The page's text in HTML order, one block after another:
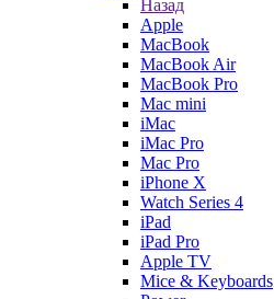
Назад
Apple
MacBook
MacBook Air
MacBook Pro
Mac mini
iMac
iMac Pro
Mac Pro
iPhone X
Watch Series 4
iPad
iPad Pro
Apple TV
Mice & Keyboards